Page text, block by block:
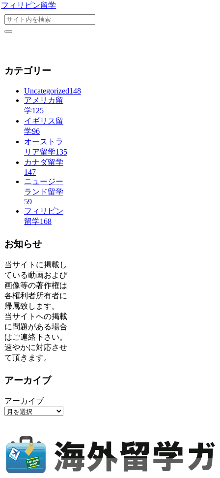
フィリピン留学
カテゴリー
Uncategorized148
アメリカ留
学125
イギリス留
学96
オーストラ
リア留学135
カナダ留学
147
ニュージー
ランド留学
59
フィリピン
留学168
お知らせ
当サイトに掲載し
ている動画および
画像等の著作権は
各権利者所有者に
帰属致します。
当サイトへの掲載
に問題がある場合
はご連絡下さい。
速やかに対応させ
て頂きます。
アーカイブ
アーカイブ